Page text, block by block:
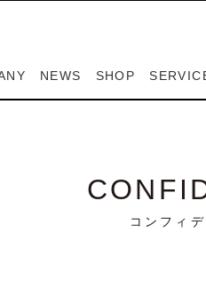
NEWS SHOP
SPIGA
コンフィデ